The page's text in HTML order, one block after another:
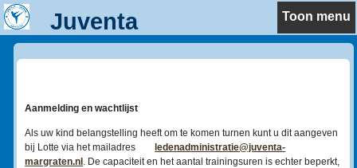
Juventa Toon menu
Aanmelding en wachtlijst
Als uw kind belangstelling heeft om te komen turnen kunt u dit aangeven
bij Lotte via het mailadresledenadministratie@juventa-
margraten.nl . De capaciteit en het aantal trainingsuren is echter beperkt,